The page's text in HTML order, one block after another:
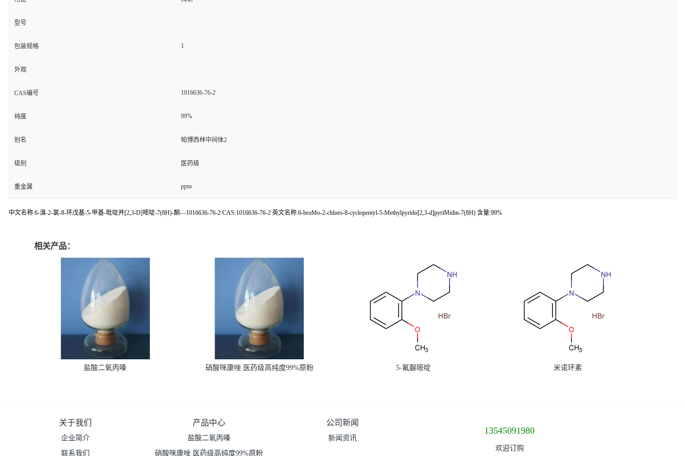
型号
包装规格 1
外观
CAS编号 1016636-76-2
纯度 99%
别名 帕博西林中间体2
级别 医药级
重金属 ppm
中文名称:6-溴-2-氯-8-环戊基-5-甲基-吡啶并[2,3-D]嘧啶-7(8H)-酮—1016636-76-2 CAS:1016636-76-2 英文名称:6-broMo-2-chloro-8-cyclopentyl-5-Methylpyrido[2,3-d]pyriMidin-7(8H) 含量:99%
相关产品：
盐酸二氧丙嗪 硝酸咪康唑 医药级高纯度99%原粉 5-氟脲嘧啶 米诺环素
关于我们
企业简介
联系我们
产品中心
盐酸二氧丙嗪
硝酸咪康唑 医药级高纯度99%原粉
公司新闻
新闻资讯
13545091980
欢迎订购